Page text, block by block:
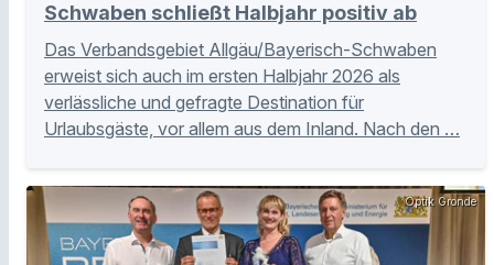
Schwaben schließt Halbjahr positiv ab
Das Verbandsgebiet Allgäu/Bayerisch-Schwaben
erweist sich auch im ersten Halbjahr 2026 als
verlässliche und gefragte Destination für
Urlaubsgäste, vor allem aus dem Inland. Nach den …
Optik Gronde